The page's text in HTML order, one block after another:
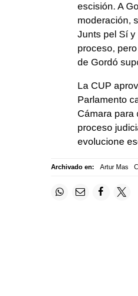
escisión. A
moderación,
Junts pel Sí
proceso,
de Gordó
La CUP
Parlamento
Cámara para
proceso
evolucione
Archivado en: Artur Mas